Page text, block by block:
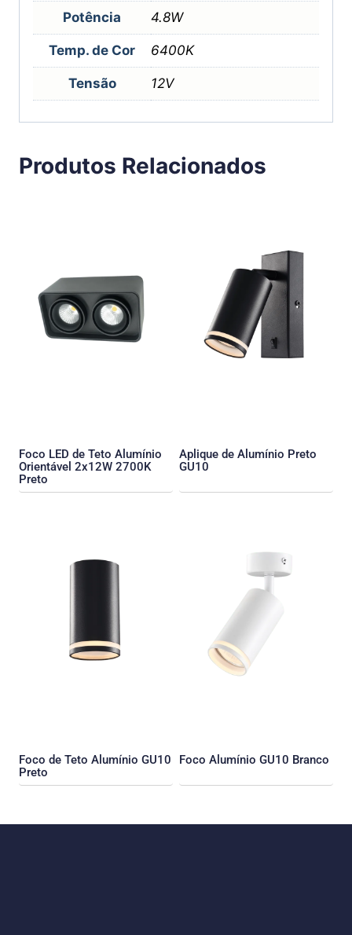
Potência 4.8W
Temp. de Cor 6400K
Tensão 12V
Produtos Relacionados
Foco LED de Teto Alumínio
Orientável 2x12W 2700K
Preto
Aplique de Alumínio Preto
GU10
Foco de Teto Alumínio GU10
Preto
Foco Alumínio GU10 Branco